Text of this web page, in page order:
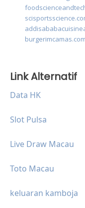
burgerimcamas.com
Link Alternatif
Data HK
Slot Pulsa
Live Draw Macau
Toto Macau
keluaran kamboja